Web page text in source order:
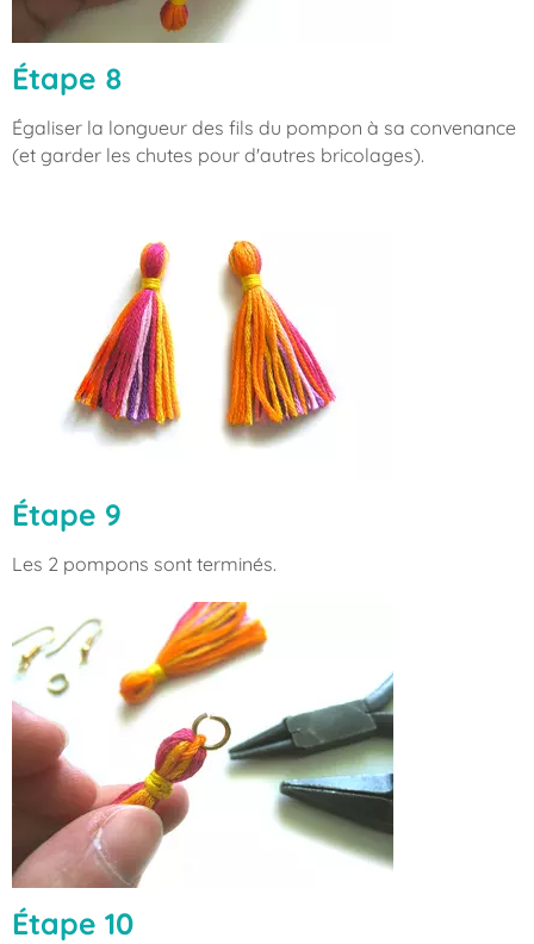
Étape 8
Égaliser la longueur des fils du pompon à sa convenance
(et garder les chutes pour d'autres bricolages).
Étape 9
Les 2 pompons sont terminés.
Étape 10